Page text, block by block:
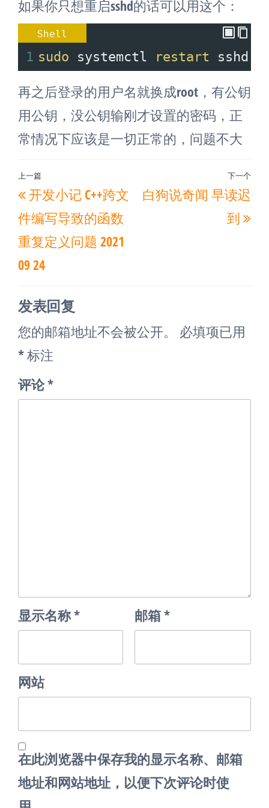
如果你只想重启sshd的话可以用这个：
Shell
1 sudo systemctl restart sshd
再之后登录的用户名就换成root，有公钥
用公钥，没公钥输刚才设置的密码，正
常情况下应该是一切正常的，问题不大
文
章
导
航
上
一
篇
文
章
上一篇
开发小记 C++跨文
件编写导致的函数
重复定义问题 2021
09 24
下
下一个
白狗说奇闻 早读迟
到
发表回复
您的邮箱地址不会被公开。
必填项已用
*标注
评论*
显示名称* 邮箱*
网站
在此浏览器中保存我的显示名称、邮箱
地址和网站地址，以便下次评论时使